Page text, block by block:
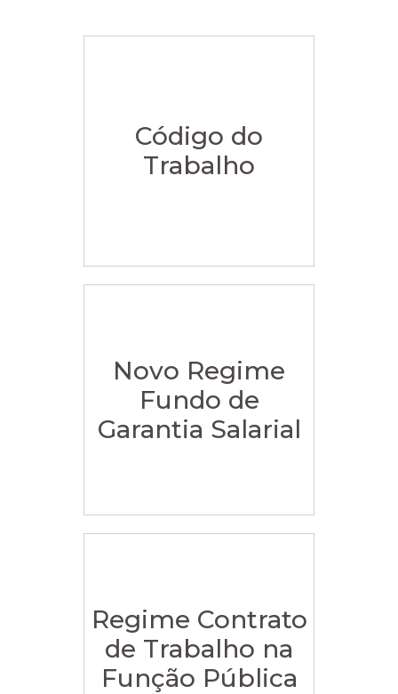
Código do
Trabalho
Novo Regime
Fundo de
Garantia Salarial
Regime Contrato
de Trabalho na
Função Pública